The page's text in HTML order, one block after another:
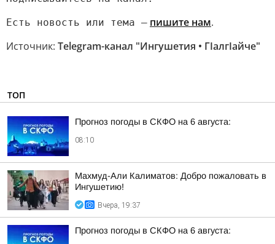
Есть новость или тема — пишите нам.
Источник: Telegram-канал "Ингушетия • ГIалгIайче"
ТОП
Прогноз погоды в СКФО на 6 августа:
08:10
Махмуд-Али Калиматов: Добро пожаловать в
Ингушетию!
Вчера, 19:37
Прогноз погоды в СКФО на 6 августа: